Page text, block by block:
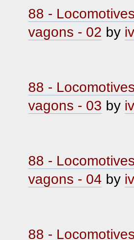
88 -
vagons - 02 by
88 -
vagons - 03 by
88 -
vagons - 04 by
88 -